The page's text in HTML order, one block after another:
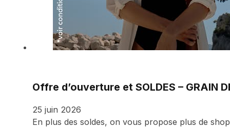
Offre d’ouverture et SOLDES – GRAIN
25 juin 2026
En plus des soldes, on vous propose plus de